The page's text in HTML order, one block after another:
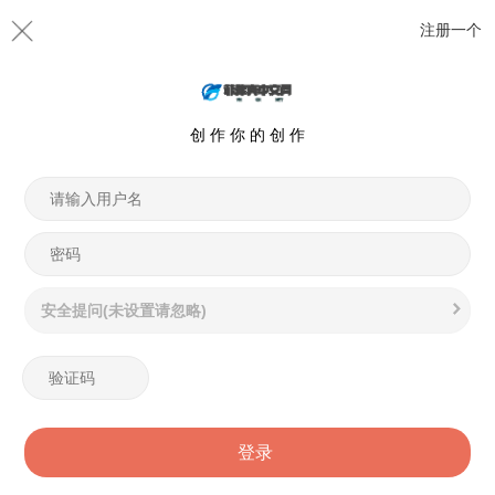
注册一个
创 作 你 的 创 作
安全提问(未设置请忽略)
登录